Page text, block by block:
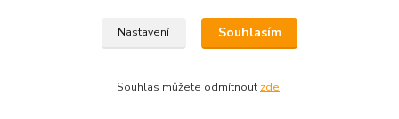
© Copyright 2026 - DK FISHING s.r.o.
Nastavení Souhlasím
Souhlas můžete odmítnout zde.